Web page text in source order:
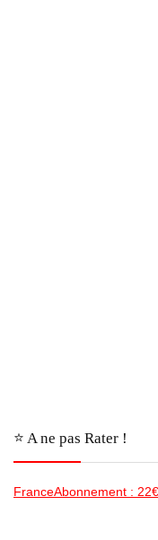
⭐️ A ne pas Rater !
FranceAbonnement :